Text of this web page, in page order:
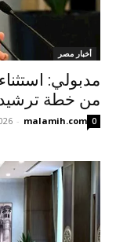
أخبار مصر
مدبولي:
من خطة ترشيد
malamih.com
- 0